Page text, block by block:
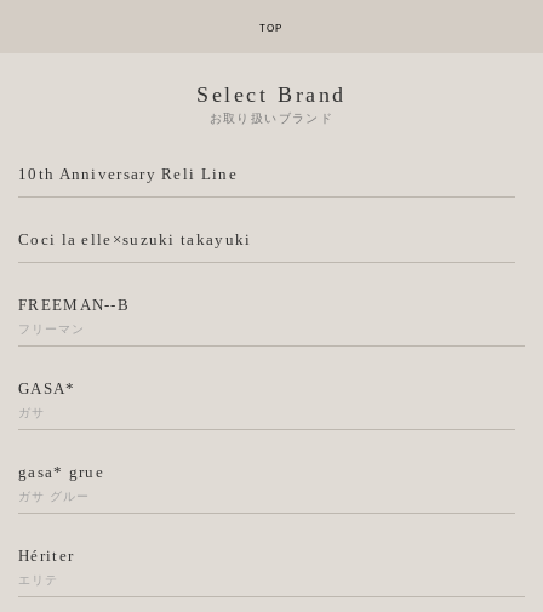
Select Brand
お取り扱いブランド
10th Anniversary Reli Line
Coci la elle×suzuki takayuki
FREEMAN--B
フリーマン
GASA*
ガサ
gasa* grue
ガサ グルー
Hériter
エリテ